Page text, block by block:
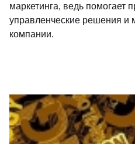
маркетинга, ведь помогает
управленческие решения и
компании.